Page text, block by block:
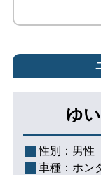
ゆ
性別： 男性
車種： ホン